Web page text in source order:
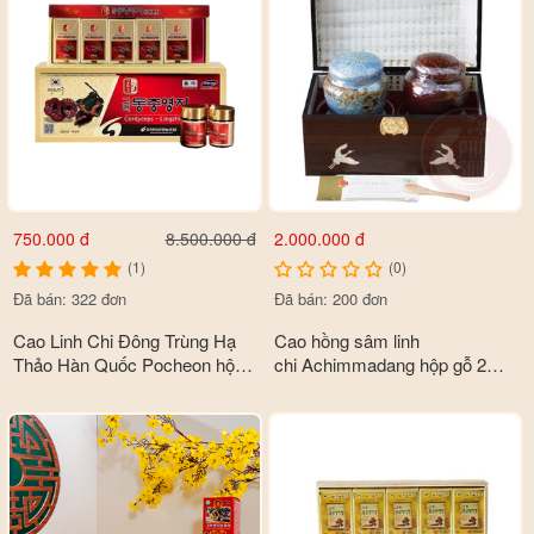
Công dụng
- Vào những ngày hè nóng nực, lượng đường trong máu
thường có diễn biến phức tạp, lên xuống thất thường. Việc sử
dụng nấm linh chi sẽ giúp điều chỉnh lại chỉ số huyết áp về
mức ổn định, đảm bảo sức khỏe cho người sử dụng
750.000 đ 8.500.000 đ
(1)
Đã bán: 322 đơn
Cao Linh Chi Đông Trùng Hạ
Thảo Hàn Quốc Pocheon hộp
2.000.000 đ
(0)
Đã bán: 200 đơn
Cao hồng sâm linh
chi Achimmadang hộp gỗ 2